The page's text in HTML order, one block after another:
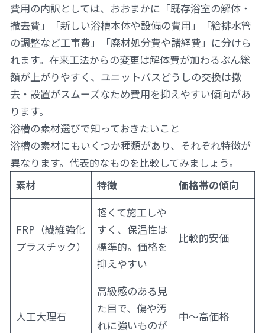
費用の内訳としては、おおまかに「既存浴室の解体・
撤去費」「新しい浴槽本体や設備の費用」「給排水管
の調整など工事費」「廃材処分費や諸経費」に分けら
れます。在来工法からの変更は解体費が加わるぶん総
額が上がりやすく、ユニットバスどうしの交換は撤
去・設置がスムーズなため費用を抑えやすい傾向があ
ります。
浴槽の素材選びで知っておきたいこと
浴槽の素材にもいくつか種類があり、それぞれ特徴が
異なります。代表的なものを比較してみましょう。
素材
特徴 価格帯の傾向
FRP（繊維強化
プラスチック）
軽くて施工しや
すく、保温性は
標準的。価格を
抑えやすい
比較的安価
人工大理石
高級感のある見
た目で、傷や汚
れに強いものが
中〜高価格